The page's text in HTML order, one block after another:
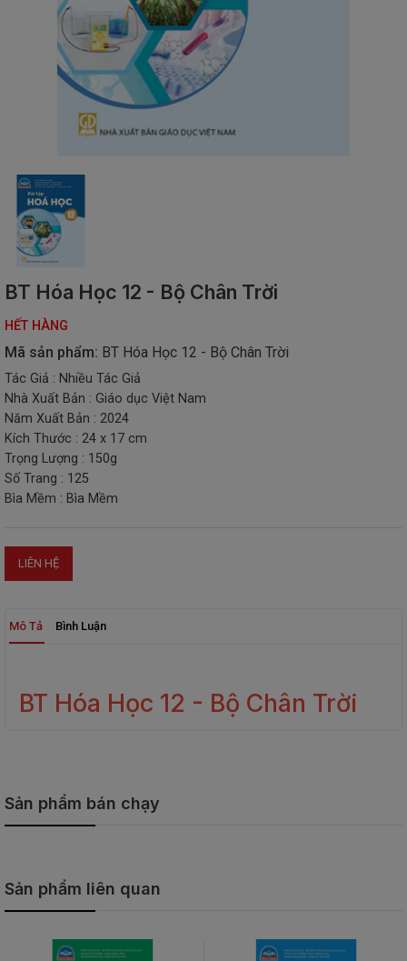
SÁCH
SÁCH
TIẾNG
NGỮ
VPP
-
ĐỒ
DÙNG
SINH
QUÀ
TẶNG
ĐỒ
CHƠI
THIẾT
BỊ
STEM
BT Hóa Học 12 - Bộ Chân Trời
HẾT HÀNG
Mã sản phẩm: BT Hóa Học 12 - Bộ Chân Trời
Tác Giả : Nhiều Tác Giả
Nhà Xuất Bản : Giáo dục Việt Nam
Năm Xuất Bản : 2024
Kích Thước : 24 x 17 cm
Trọng Lượng : 150g
Số Trang : 125
Bìa Mềm : Bìa Mềm
LIÊN HỆ
Mô Tả Bình Luận
BT Hóa Học 12 - Bộ Chân Trời
Sản phẩm bán chạy
Sản phẩm liên quan